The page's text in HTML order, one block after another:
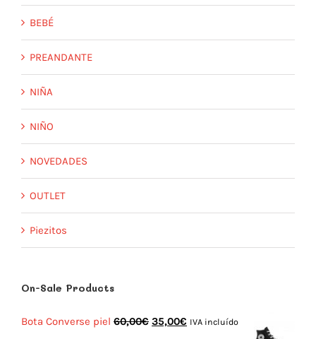
BEBÉ
PREANDANTE
NIÑA
NIÑO
NOVEDADES
OUTLET
Piezitos
On-Sale Products
Bota Converse piel 60,00€ El
35,00€ El
IVA incluído